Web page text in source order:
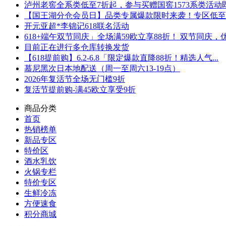
泸州老窖全系类低至7折起，参与买赠国窖1573系类活动
【国王湖分仓会员日】品类专属爆款限时来袭！专区低
开元亚超*李锦记618联名活动
618+端午双节同庆」全场满59欧立享88折！ 双节同庆，
目前正在进行多仓库转换发货
【618提前购】6.2-6.8「限定爆款直降88折！精选人气...
慕尼黑次日本地配送（周一至周六13-19点）
2026年复活节全场无门槛9折
复活节提前购-满45欧立享受9折
商品分类
首页
热销榜单
新品专区
特价区
酒水乳饮
火锅专栏
特价专区
生鲜冷冻
方便速食
积分商城